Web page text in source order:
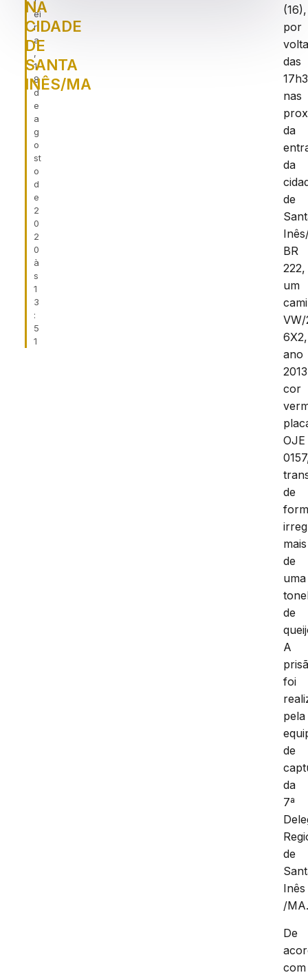
ei
r
a
,
1
8
d
e
a
g
o
st
o
d
e
2
0
2
0
à
s
1
3
:
5
1
NA
CIDADE
DE
SANTA
INÊS/MA
(16),
por
das
nas
da
da
de
BR
222,
um
6X2,
ano
cor
OJE
de
mais
de
uma
de
A
foi
pela
de
da
7ª
de
Inês
/
De
com